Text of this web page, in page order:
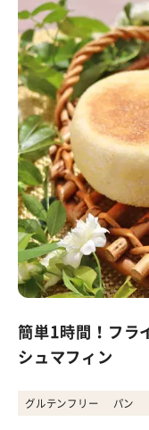
簡単1時間！フラ
シュマフィン
グルテンフリー パン